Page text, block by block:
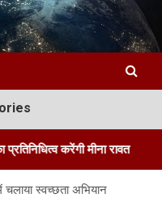
मीना रावत तीन
स्वच्छता अभियान